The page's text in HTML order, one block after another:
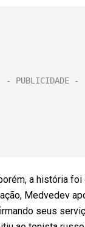
a história
Medvedev
seus